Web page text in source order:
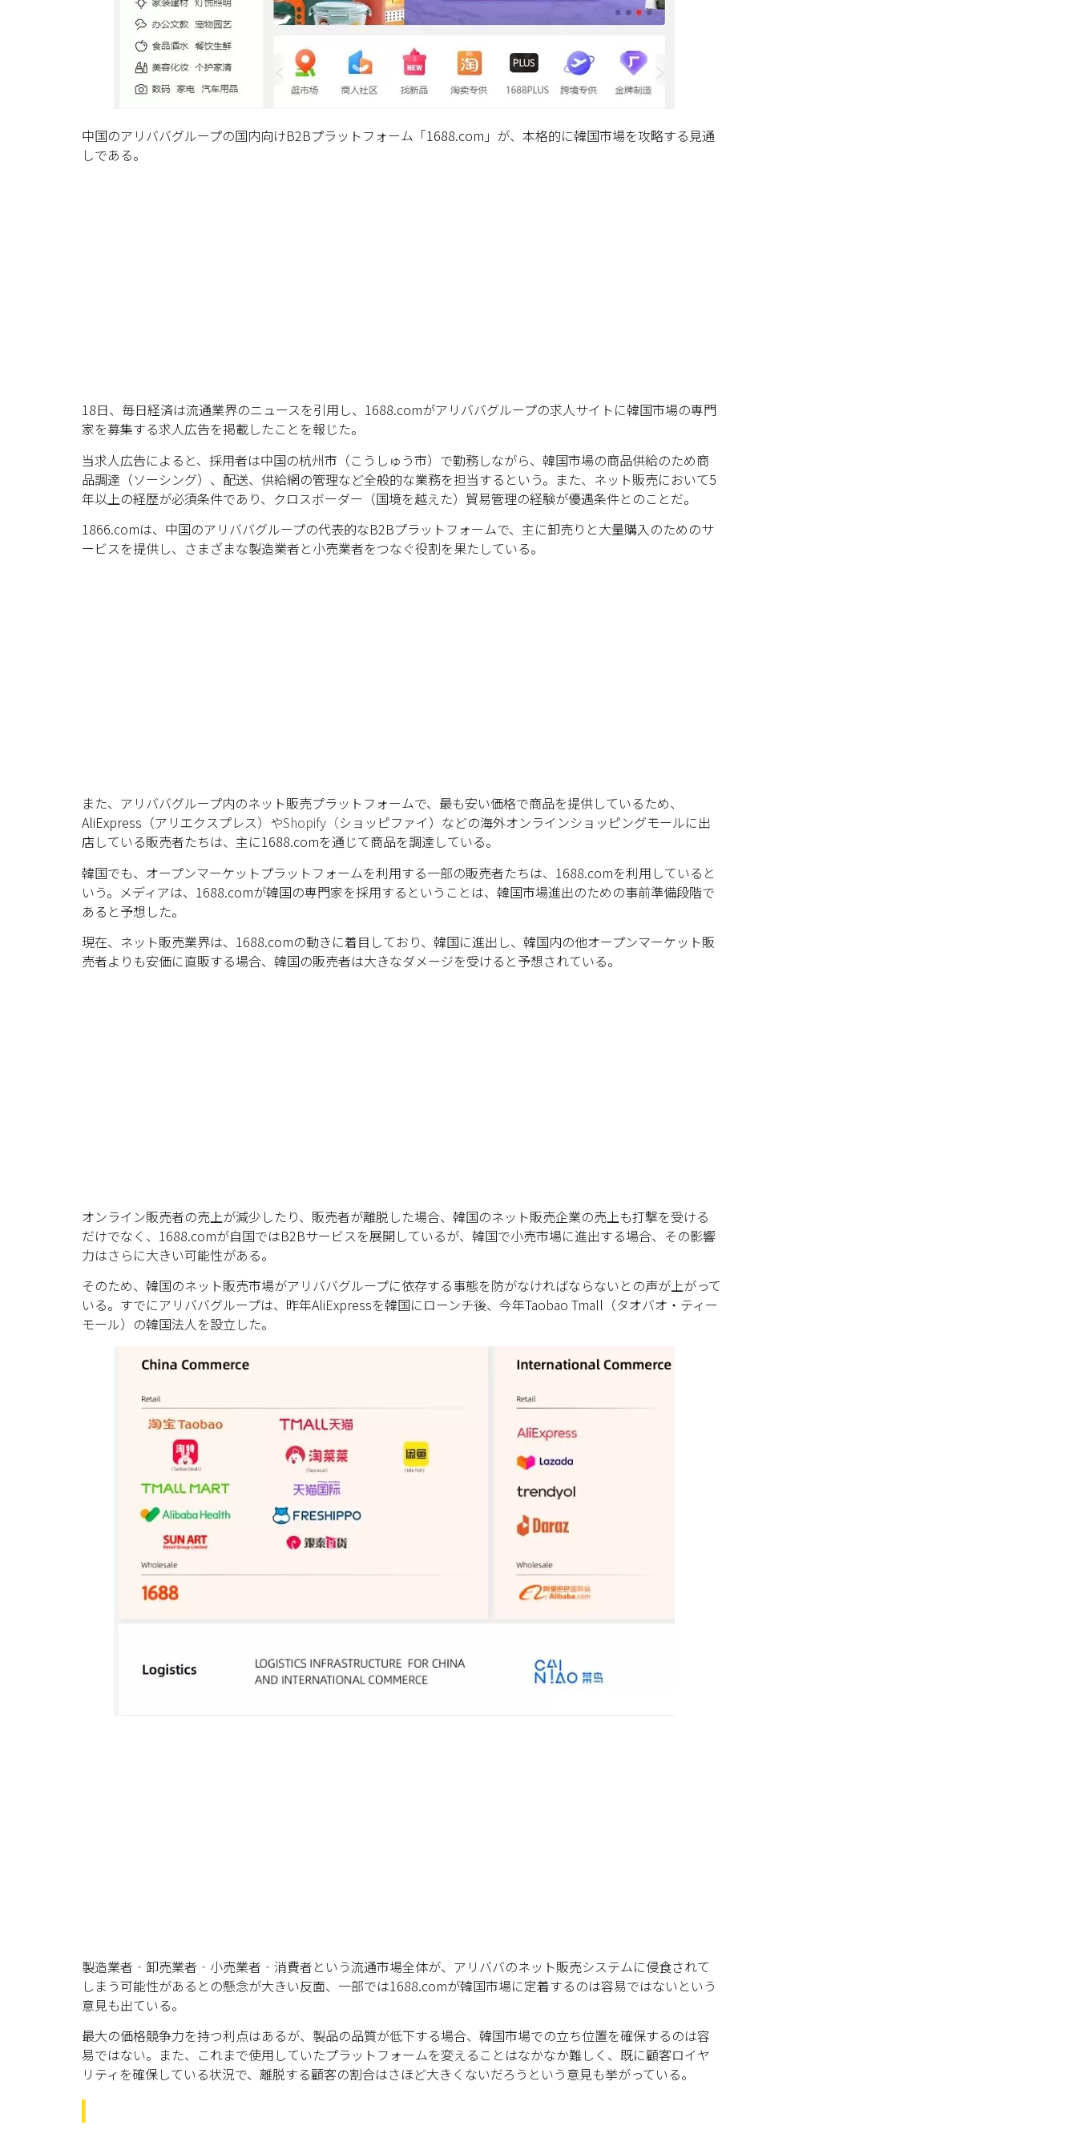
中国のアリババグループの国内向けB2Bプラットフォーム「1688.com」が、本格的に韓国市場を攻略する見通
しである。
18日、毎日経済は流通業界のニュースを引用し、1688.comがアリババグループの求人サイトに韓国市場の専門
家を募集する求人広告を掲載したことを報じた。
当求人広告によると、採用者は中国の杭州市（こうしゅう市）で勤務しながら、韓国市場の商品供給のため商
品調達（ソーシング）、配送、供給網の管理など全般的な業務を担当するという。また、ネット販売において5
年以上の経歴が必須条件であり、クロスボーダー（国境を越えた）貿易管理の経験が優遇条件とのことだ。
1866.comは、中国のアリババグループの代表的なB2Bプラットフォームで、主に卸売りと大量購入のためのサ
ービスを提供し、さまざまな製造業者と小売業者をつなぐ役割を果たしている。
また、アリババグループ内のネット販売プラットフォームで、最も安い価格で商品を提供しているため、
AliExpress（アリエクスプレス）やShopify（ショッピファイ）などの海外オンラインショッピングモールに出
店している販売者たちは、主に1688.comを通じて商品を調達している。
韓国でも、オープンマーケットプラットフォームを利用する一部の販売者たちは、1688.comを利用していると
いう。メディアは、1688.comが韓国の専門家を採用するということは、韓国市場進出のための事前準備段階で
あると予想した。
現在、ネット販売業界は、1688.comの動きに着目しており、韓国に進出し、韓国内の他オープンマーケット販
売者よりも安価に直販する場合、韓国の販売者は大きなダメージを受けると予想されている。
オンライン販売者の売上が減少したり、販売者が離脱した場合、韓国のネット販売企業の売上も打撃を受ける
だけでなく、1688.comが自国ではB2Bサービスを展開しているが、韓国で小売市場に進出する場合、その影響
力はさらに大きい可能性がある。
そのため、韓国のネット販売市場がアリババグループに依存する事態を防がなければならないとの声が上がって
いる。すでにアリババグループは、昨年AliExpressを韓国にローンチ後、今年Taobao Tmall（タオバオ・ティー
モール）の韓国法人を設立した。
製造業者‐卸売業者‐小売業者‐消費者という流通市場全体が、アリババのネット販売システムに侵食されて
しまう可能性があるとの懸念が大きい反面、一部では1688.comが韓国市場に定着するのは容易ではないという
意見も出ている。
最大の価格競争力を持つ利点はあるが、製品の品質が低下する場合、韓国市場での立ち位置を確保するのは容
易ではない。また、これまで使用していたプラットフォームを変えることはなかなか難しく、既に顧客ロイヤ
リティを確保している状況で、離脱する顧客の割合はさほど大きくないだろうという意見も挙がっている。